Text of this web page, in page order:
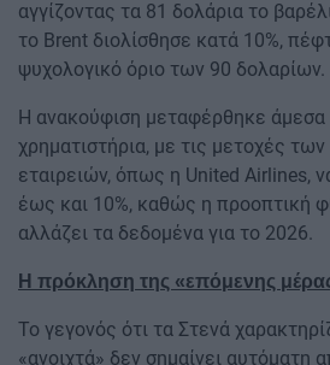
αγγίζοντας τα 81 δολάρια το
το Brent διολίσθησε κατά 10%,
ψυχολογικό όριο των 90 δολαρίων.
Η ανακούφιση μεταφέρθηκε άμεσα
χρηματιστήρια, με τις μετοχές
εταιρειών, όπως η United Airlines,
έως και 10%, καθώς η προοπτική
αλλάζει τα δεδομένα για το 2026.
Η πρόκληση της «επόμενης
Το γεγονός ότι τα Στενά
«ανοιχτά» δεν σημαίνει αυτόματη